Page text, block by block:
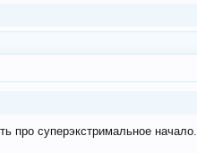
про суперэкстримальное начало.